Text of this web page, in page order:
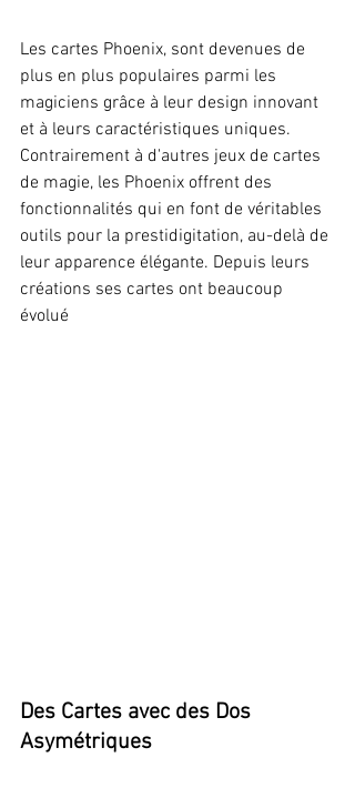
Les cartes Phoenix, sont devenues de
plus en plus populaires parmi les
magiciens grâce à leur design innovant
et à leurs caractéristiques uniques.
Contrairement à d'autres jeux de cartes
de magie, les Phoenix offrent des
fonctionnalités qui en font de véritables
outils pour la prestidigitation, au-delà de
leur apparence élégante. Depuis leurs
créations ses cartes ont beaucoup
évolué
Des Cartes avec des Dos
Asymétriques